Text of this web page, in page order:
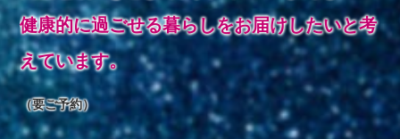
健康的に過ごせる暮らしをお届けしたいと考
えています。
（要ご予約）